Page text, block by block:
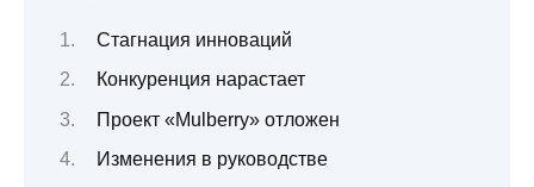
Стагнация инноваций
Конкуренция нарастает
Проект «Mulberry» отложен
Изменения в руководстве